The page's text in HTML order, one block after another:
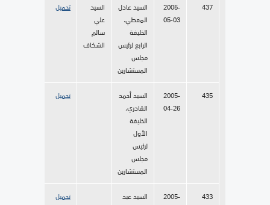
437
2005-
05-03
السيد عادل
المعطي،
الخليفة
الرابع لرئيس
مجلس
المستشارين
السيد
علي
سالم
الشكاف
تحميل
435
2005-
04-26
السيد أحمد
القادري،
الخليفة
الأول
لرئيس
مجلس
المستشارين
تحميل
433
2005-
السيد عبد
تحميل